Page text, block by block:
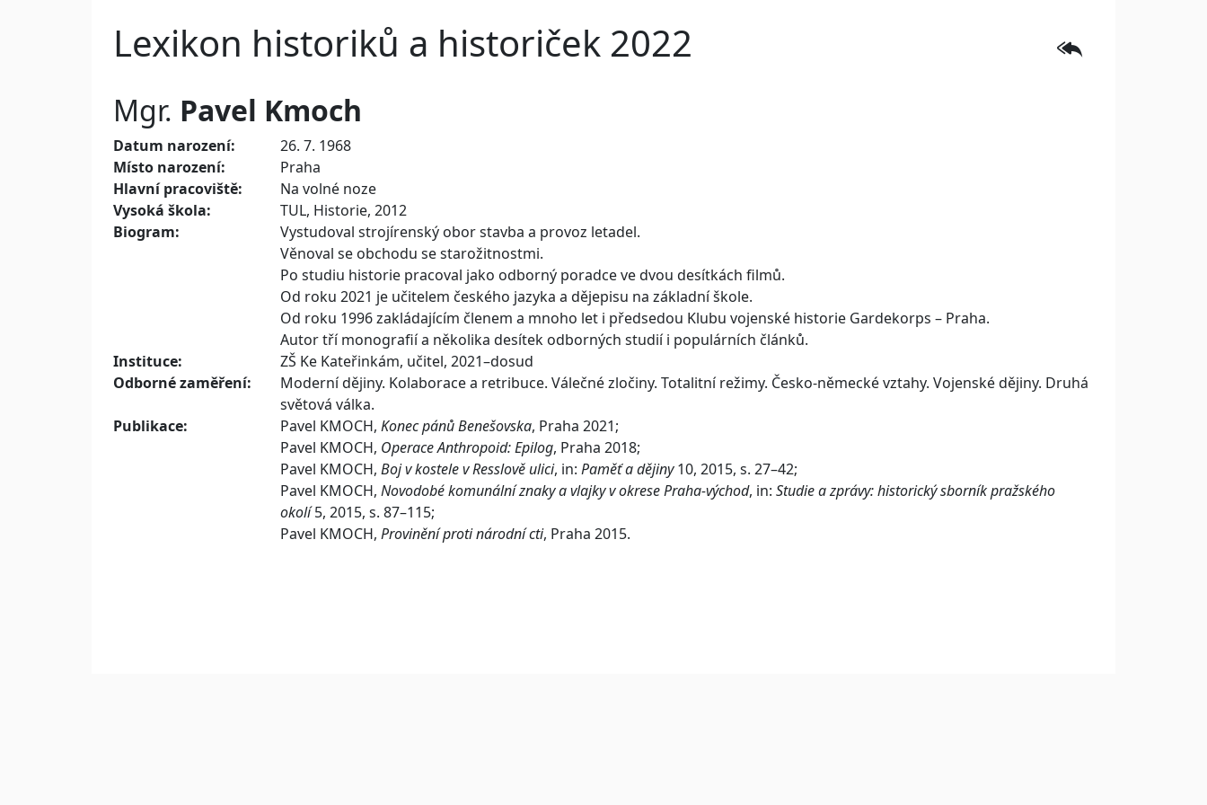
Lexikon historiků a historiček 2022
Mgr. Pavel Kmoch
Datum narození:
26. 7. 1968
Místo narození:
Praha
Hlavní pracoviště:
Na volné noze
Vysoká škola:
TUL, Historie, 2012
Biogram:
Vystudoval strojírenský obor stavba a provoz letadel.
Věnoval se obchodu se starožitnostmi.
Po studiu historie pracoval jako odborný poradce ve dvou desítkách filmů.
Od roku 2021 je učitelem českého jazyka a dějepisu na základní škole.
Od roku 1996 zakládajícím členem a mnoho let i předsedou Klubu vojenské historie Gardekorps – Praha.
Autor tří monografií a několika desítek odborných studií i populárních článků.
Instituce:
ZŠ Ke Kateřinkám, učitel, 2021–dosud
Odborné zaměření:
Moderní dějiny. Kolaborace a retribuce. Válečné zločiny. Totalitní režimy. Česko-německé vztahy. Vojenské dějiny. Druhá
světová válka.
Publikace:
Pavel KMOCH, Konec pánů Benešovska, Praha 2021;
Pavel KMOCH, Operace Anthropoid: Epilog, Praha 2018;
Pavel KMOCH, Boj v kostele v Resslově ulici, in: Paměť a dějiny10, 2015, s. 27–42;
Pavel KMOCH, Novodobé komunální znaky a vlajky v okrese Praha-východ, in: Studie a zprávy: historický sborník pražského
okolí5, 2015, s. 87–115;
Pavel KMOCH, Provinění proti národní cti, Praha 2015.